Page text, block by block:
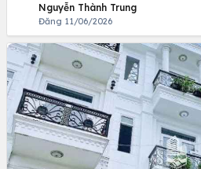
Nguyễn Thành Trung
Đăng 11/06/2026